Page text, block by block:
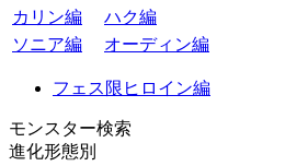
カリン編
ハク編
ソニア編
オーディン編
フェス限ヒロイン編
モンスター検索
進化形態別